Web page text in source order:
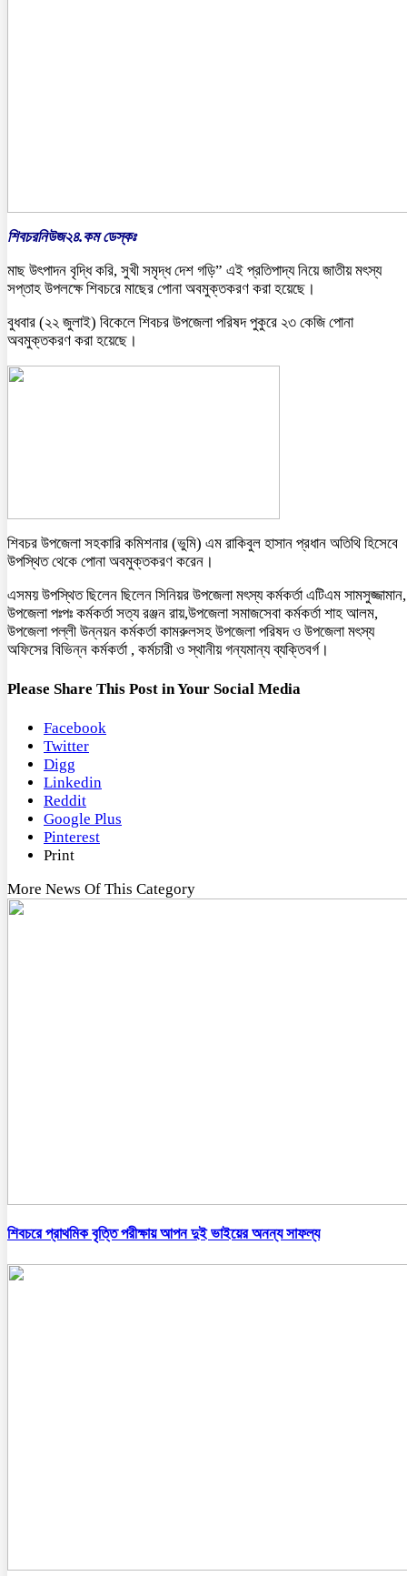
শিবচরনিউজ২৪.কম ডেস্কঃ
মাছ উৎপাদন বৃদ্ধি করি, সুখী সমৃদ্ধ দেশ গড়ি” এই প্রতিপাদ্য নিয়ে জাতীয় মৎস্য
সপ্তাহ উপলক্ষে শিবচরে মাছের পোনা অবমুক্তকরণ করা হয়েছে।
বুধবার (২২ জুলাই) বিকেলে শিবচর উপজেলা পরিষদ পুকুরে ২৩ কেজি পোনা
অবমুক্তকরণ করা হয়েছে।
শিবচর উপজেলা সহকারি কমিশনার (ভুমি) এম রাকিবুল হাসান প্রধান অতিথি হিসেবে
উপস্থিত থেকে পোনা অবমুক্তকরণ করেন।
এসময় উপস্থিত ছিলেন ছিলেন সিনিয়র উপজেলা মৎস্য কর্মকর্তা এটিএম সামসুজ্জামান,
উপজেলা পঃপঃ কর্মকর্তা সত্য রঞ্জন রায়,উপজেলা সমাজসেবা কর্মকর্তা শাহ আলম,
উপজেলা পল্লী উন্নয়ন কর্মকর্তা কামরুলসহ উপজেলা পরিষদ ও উপজেলা মৎস্য
অফিসের বিভিন্ন কর্মকর্তা , কর্মচারী ও স্থানীয় গন্যমান্য ব্যক্তিবর্গ।
Please Share This Post in Your Social Media
Facebook
Twitter
Digg
Linkedin
Reddit
Google Plus
Pinterest
Print
More News Of This Category
শিবচরে প্রাথমিক বৃত্তি পরীক্ষায় আপন দুই ভাইয়ের অনন্য সাফল্য